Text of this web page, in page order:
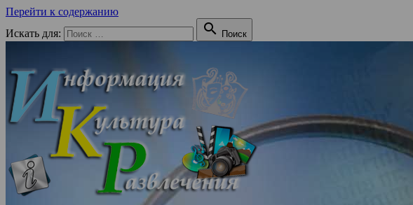
Перейти к содержанию
Искать для:
 Поиск